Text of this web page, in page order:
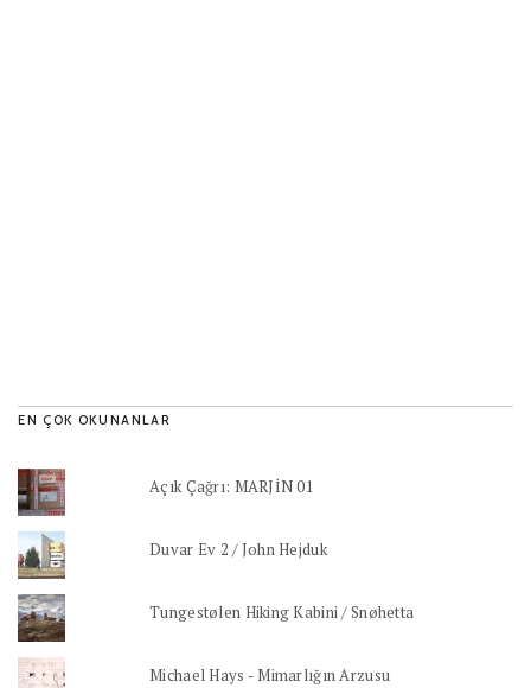
EN ÇOK OKUNANLAR
Açık Çağrı: MARJİN 01
Duvar Ev 2 / John Hejduk
Tungestølen Hiking Kabini / Snøhetta
Michael Hays - Mimarlığın Arzusu